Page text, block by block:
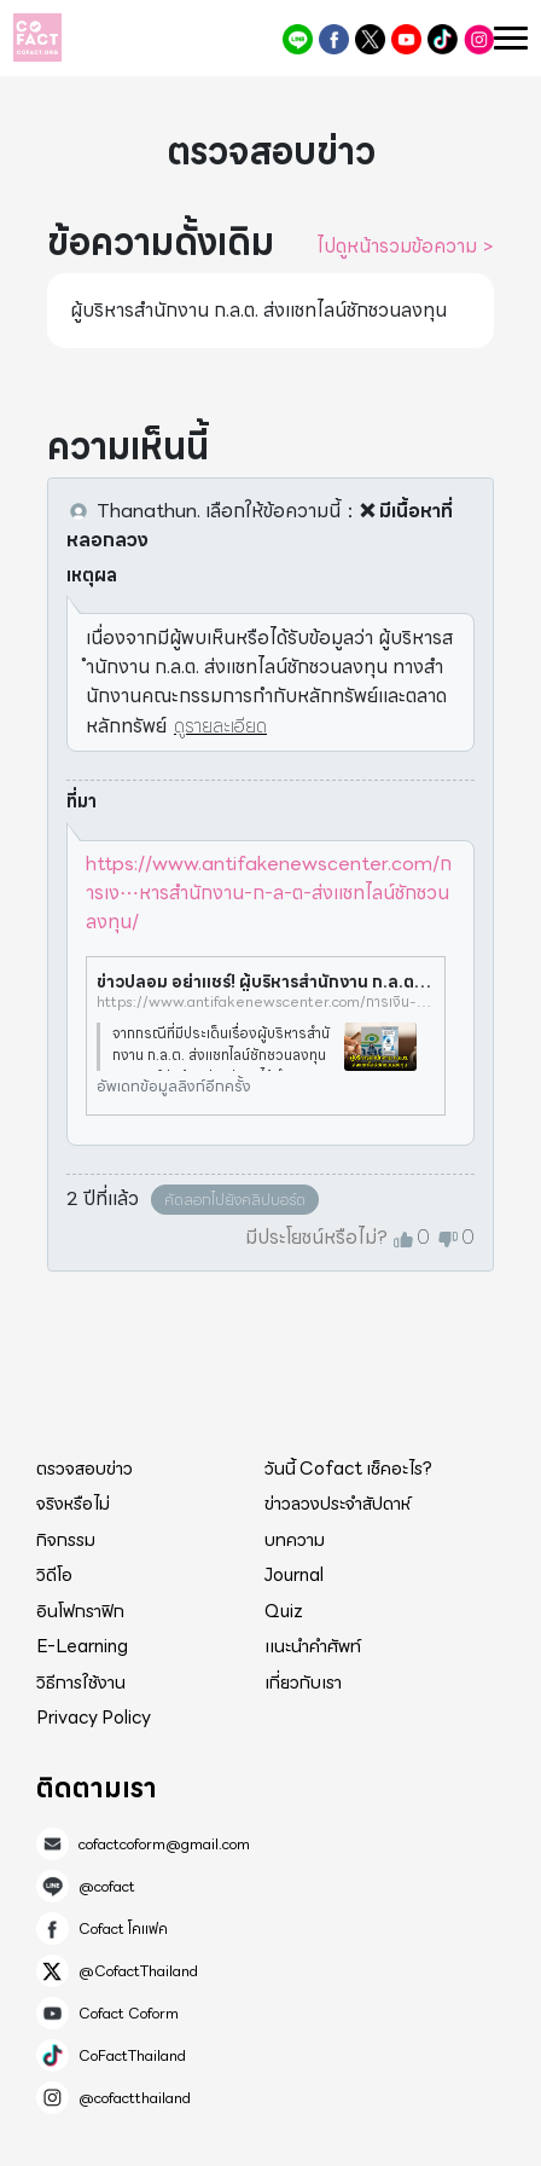
ตรวจสอบข่าว
ข้อความดั้งเดิม
ไปดูหน้ารวมข้อความ >
ผู้บริหารสำนักงาน ก.ล.ต. ส่งแชทไลน์ชักชวนลงทุน
ความเห็นนี้
Thanathun. เลือกให้ข้อความนี้： ❌ มีเนื้อหาที่
หลอกลวง
เหตุผล
เนื่องจากมีผู้พบเห็นหรือได้รับข้อมูลว่า ผู้บริหารส
ำนักงาน ก.ล.ต. ส่งแชทไลน์ชักชวนลงทุน ทางสำ
นักงานคณะกรรมการกำกับหลักทรัพย์และตลาด
หลักทรัพย์ ดูรายละเอียด
ที่มา
https://www.antifakenewscenter.com/ก
ารเง⋯หารสำนักงาน-ก-ล-ต-ส่งแชทไลน์ชักชวน
ลงทุน/
ข่าวปลอม อย่าแชร์! ผู้บริหารสำนักงาน ก.ล.ต. ส่งแชทไลน์ชักชวนลงทุน > ศูนย์ต่อต้านข่าวปลอม
https://www.antifakenewscenter.com/การเงิน-หุ้น/ข่าวปลอม-อย่าแชร์-ผู้บริหารสำนักงาน-ก-ล-ต-ส่งแชทไลน์ชักชวนลงทุน/
จากกรณีที่มีประเด็นเรื่องผู้บริหารสำนั
กงาน ก.ล.ต. ส่งแชทไลน์ชักชวนลงทุน
ทางศูนย์ต่อต้านข่าวปลอมได้ดำเนินกา
รตรวจสอบข้อเท็จจริงกับทางสำนักงา
นคณะกรรมการกำกับหลักทรัพย์และต
ลาดหลักทรัพย์ (ก.ล.ต.) พบว่าข้อม
อัพเดทข้อมูลลิงก์อีกครั้ง
2 ปีที่แล้ว คัดลอกไปยังคลิปบอร์ด
มีประโยชน์หรือไม่? 0 0
ตรวจสอบข่าว
วันนี้ Cofact เช็คอะไร?
จริงหรือไม่
ข่าวลวงประจำสัปดาห์
กิจกรรม
บทความ
วิดีโอ
Journal
อินโฟกราฟิก
Quiz
E-Learning
แนะนำคำศัพท์
วิธีการใช้งาน
เกี่ยวกับเรา
Privacy Policy
ติดตามเรา
cofactcoform@gmail.com
@cofact
Cofact โคแฟค
@CofactThailand
Cofact Coform
CoFactThailand
@cofactthailand